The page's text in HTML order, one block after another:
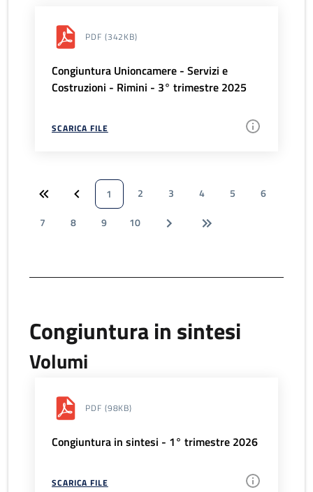
PDF (342KB)
Congiuntura Unioncamere - Servizi e
Costruzioni - Rimini - 3° trimestre 2025
SCARICA FILE
1 2 3 4 5
6
7
8 9 10
Congiuntura in sintesi
Volumi
PDF (98KB)
Congiuntura in sintesi - 1° trimestre 2026
SCARICA FILE